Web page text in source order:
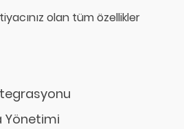
olan tüm özellikler
Yönetimi